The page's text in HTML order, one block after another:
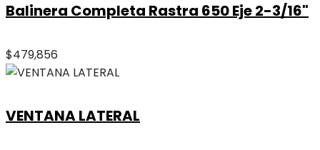
Balinera Completa Rastra 650 Eje 2-3/16"
$479,856
VENTANA LATERAL